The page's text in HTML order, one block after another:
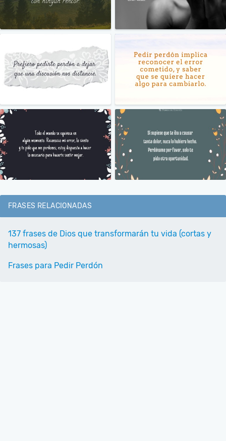
FRASES RELACIONADAS
137 frases de Dios que transformarán tu vida (cortas y
hermosas)
Frases para Pedir Perdón